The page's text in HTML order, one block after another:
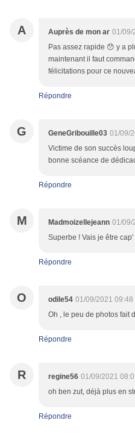
A Auprès de mon ar 01/09/
Pas assez rapide 😯 y a
maintenant il faut
félicitations pour ce
Répondre
G GeneGribouille03 01/09/
Victime de son succès
bonne scéance de
Répondre
M Madmoizellejeann 01/09/
Superbe ! Vais je être
Répondre
O odile54 01/09/2021 09:48
Oh , le peu de photos fait
Répondre
R regine56 01/09/2021
oh ben zut, déjà plus en
Répondre